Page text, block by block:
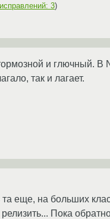
исправлений: 3)
и глючный. В
так и лагает.
еще, на больших
Пока